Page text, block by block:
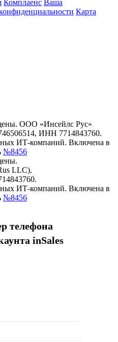
Комплаенс Ваша
Карта
ООО «Инсейлс Рус»
ИНН 7714843760.
ИТ-компаний. Включена в
№8456
LLC).
ИТ-компаний. Включена в
№8456
телефона
inSales